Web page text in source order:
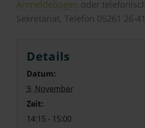
Anmeldebogen oder
Sekretariat, Telefon 05261 26-
Details
Datum:
9. November
Zeit:
14:15 - 15:00